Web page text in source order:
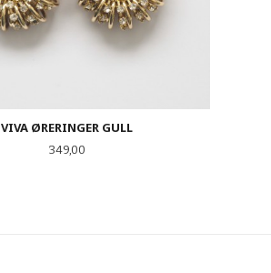
VIVA ØRERINGER GULL
Pris
349,00